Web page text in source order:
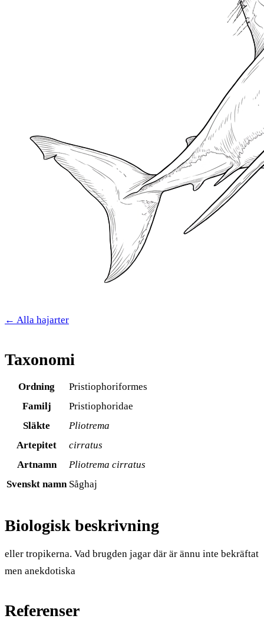
← Alla hajarter
Taxonomi
Ordning
Pristiophoriformes
Familj
Pristiophoridae
Släkte
Pliotrema
Artepitet
cirratus
Artnamn
Pliotrema cirratus
Svenskt namn Såghaj
Biologisk beskrivning
eller tropikerna. Vad brugden jagar där är ännu inte bekräftat
men anekdotiska
Referenser